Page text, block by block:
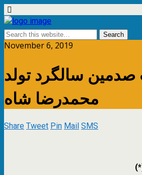
November 6, 2019
صدمین سالگرد تولد
محمدرضا شاه
ShareTweetPinMailSMS